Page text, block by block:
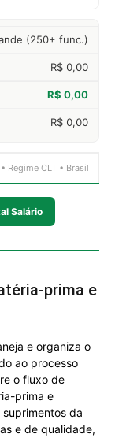
(250+ func.)
R$ 0,00
R$ 0,00
R$ 0,00
Regime CLT • Brasil
Salário
prima e
e organiza o
ao processo
o fluxo de
prima e
da
e de qualidade,